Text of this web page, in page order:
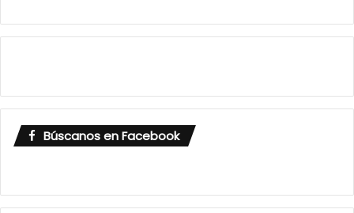
Búscanos en Facebook